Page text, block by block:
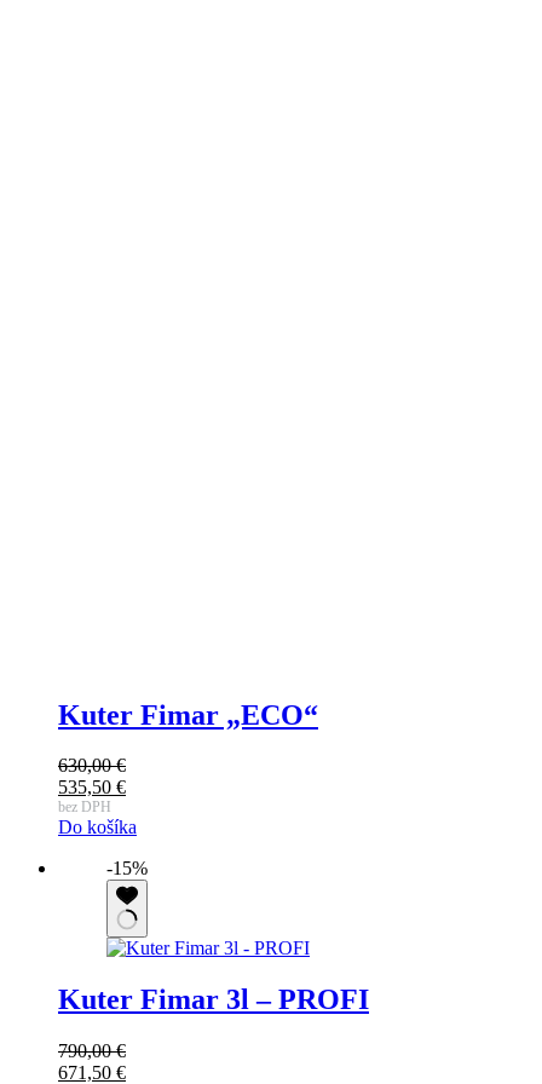
Kuter Fimar „ECO“
630,00€
Pôvodná
cena
bola:
535,50 €
Aktuálna
cena
535,50 €.
bez DPH
Do košíka
-15%
Kuter Fimar 3l – PROFI
790,00€
Pôvodná
671,50 €